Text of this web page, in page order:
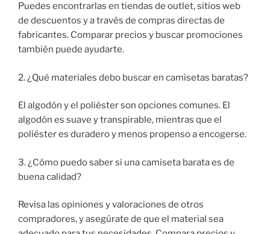
Puedes encontrarlas en tiendas de outlet, sitios web
de descuentos y a través de compras directas de
fabricantes. Comparar precios y buscar promociones
también puede ayudarte.
2. ¿Qué materiales debo buscar en camisetas baratas?
El algodón y el poliéster son opciones comunes. El
algodón es suave y transpirable, mientras que el
poliéster es duradero y menos propenso a encogerse.
3. ¿Cómo puedo saber si una camiseta barata es de
buena calidad?
Revisa las opiniones y valoraciones de otros
compradores, y asegúrate de que el material sea